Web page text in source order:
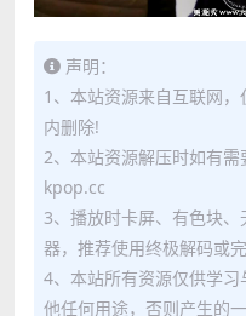
声明：
1、本站资源来自互联网
内删除!
2、本站资源解压时如有
kpop.cc
3、播放时卡屏、有色块
器，推荐使用终极解码或完
4、本站所有资源仅供学
他任何用途，否则产生的